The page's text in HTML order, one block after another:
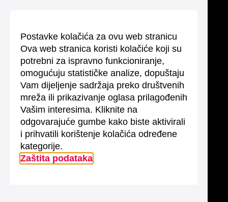
Postavke kolačića za ovu web stranicu
Ova web stranica koristi kolačiće koji su
potrebni za ispravno funkcioniranje,
omogućuju statističke analize, dopuštaju
Vam dijeljenje sadržaja preko društvenih
mreža ili prikazivanje oglasa prilagođenih
Vašim interesima. Kliknite na
odgovarajuće gumbe kako biste aktivirali
i prihvatili korištenje kolačića određene
kategorije.
Zaštita podataka